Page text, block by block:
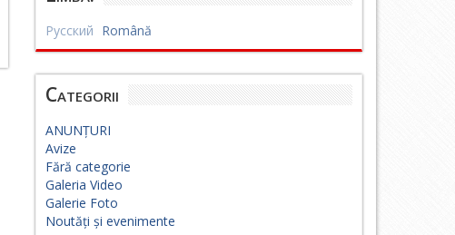
Русский Română
Categorii
ANUNȚURI
Avize
Fără categorie
Galeria Video
Galerie Foto
Noutăți și evenimente